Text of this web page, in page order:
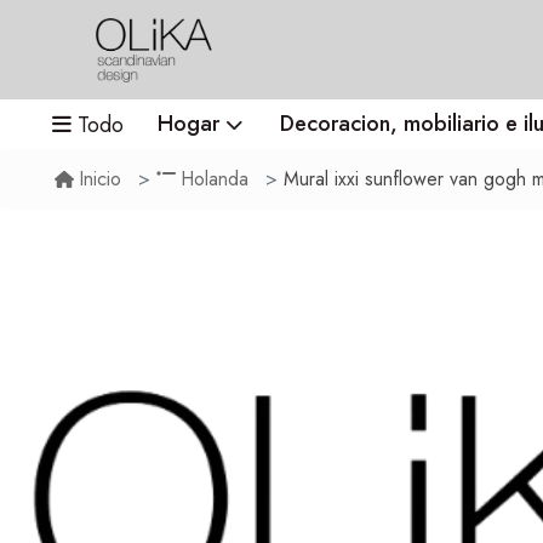
Todo Hogar Decoracion, mobiliario e
Inicio Holanda Mural ixxi sunflower van gogh